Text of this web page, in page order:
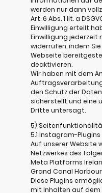
werden nur dann
Art. 6 Abs. 1 lit. a
Einwilligung erteilt
Einwilligung jederzeit
widerrufen, indem
Webseite
deaktivieren.
Wir haben mit dem
den Schutz der
sicherstellt und eine
Dritte untersagt.
5)
5.1 Instagram-Plugins
Auf unserer Website
Netzwerkes des
Meta Platforms
Grand Canal
Diese Plugins
mit Inhalten auf dem